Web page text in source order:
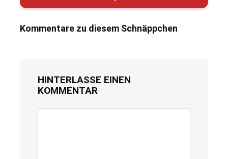
Kommentare zu diesem Schnäppchen
HINTERLASSE EINEN
KOMMENTAR